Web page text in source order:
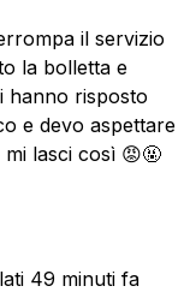
il servizio
la bolletta e
hanno risposto
e devo aspettare
lasci così 😡🤬
49 minuti fa